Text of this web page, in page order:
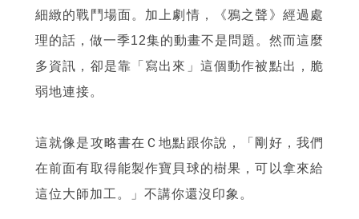
細緻的戰鬥場面。加上劇情，《鴉之聲》經過處
理的話，做一季12集的動畫不是問題。然而這麼
多資訊，卻是靠「寫出來」這個動作被點出，脆
弱地連接。
這就像是攻略書在Ｃ地點跟你說，「剛好，我們
在前面有取得能製作寶貝球的樹果，可以拿來給
這位大師加工。」不講你還沒印象。